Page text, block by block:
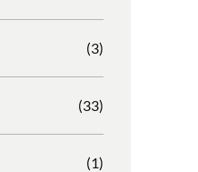
(3)
(33)
(1)